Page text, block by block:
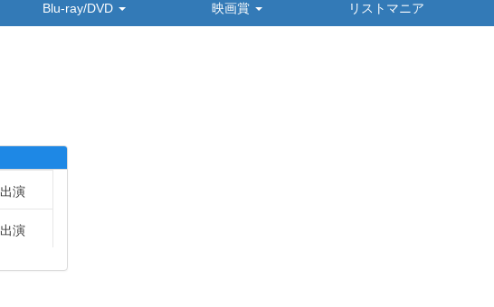
Blu-ray/DVD 映画賞 リストマニア
出演
出演